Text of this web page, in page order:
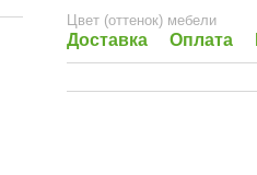
Цвет (оттенок) мебели
Доставка Оплата